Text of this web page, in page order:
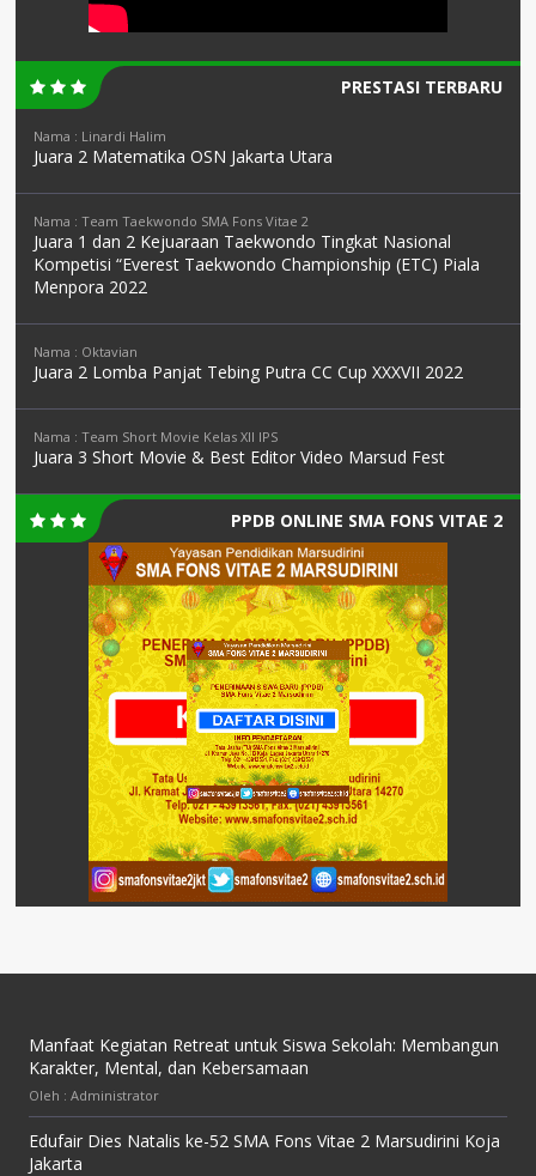
PRESTASI TERBARU
Nama : Linardi Halim
Juara 2 Matematika OSN Jakarta Utara
Nama : Team Taekwondo SMA Fons Vitae 2
Juara 1 dan 2 Kejuaraan Taekwondo Tingkat Nasional
Kompetisi “Everest Taekwondo Championship (ETC) Piala
Menpora 2022
Nama : Oktavian
Juara 2 Lomba Panjat Tebing Putra CC Cup XXXVII 2022
Nama : Team Short Movie Kelas XII IPS
Juara 3 Short Movie & Best Editor Video Marsud Fest
PPDB ONLINE SMA FONS VITAE 2
Manfaat Kegiatan Retreat untuk Siswa Sekolah: Membangun
Karakter, Mental, dan Kebersamaan
Oleh : Administrator
Edufair Dies Natalis ke-52 SMA Fons Vitae 2 Marsudirini Koja
Jakarta